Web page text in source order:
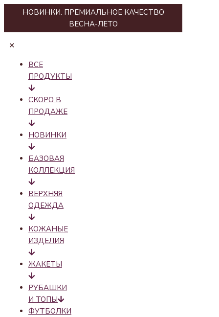
НОВИНКИ. ПРЕМИАЛЬНОЕ КАЧЕСТВО
ВЕСНА-ЛЕТО
✕
ВСЕ
ПРОДУКТЫ
СКОРО В
ПРОДАЖЕ
НОВИНКИ
БАЗОВАЯ
КОЛЛЕКЦИЯ
ВЕРХНЯЯ
ОДЕЖДА
КОЖАНЫЕ
ИЗДЕЛИЯ
ЖАКЕТЫ
РУБАШКИ
И ТОПЫ
ФУТБОЛКИ